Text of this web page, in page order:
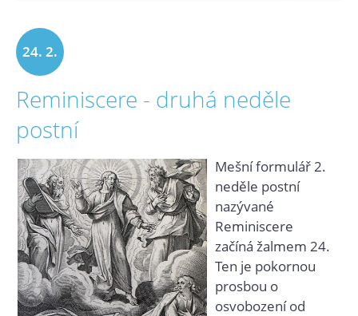
24. 2.
2024
Reminiscere - druhá neděle
postní
Mešní formulář 2.
neděle postní
nazývané
Reminiscere
začíná žalmem 24.
Ten je pokornou
prosbou o
osvobození od